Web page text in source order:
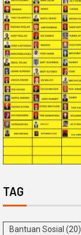
TAG
Bantuan Sosial (20)